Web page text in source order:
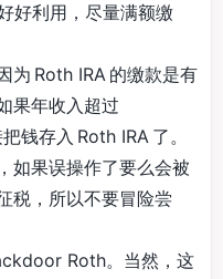
好利用，尽量满额缴
为 Roth IRA 的缴款是有
果年收入超过
钱存入 Roth IRA 了。
如果误操作了要么会被
税，所以不要冒险尝
Roth。当然，这